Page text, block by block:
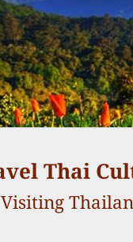
Thai
Visiting